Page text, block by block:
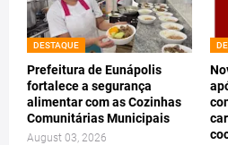
DESTAQUE
Prefeitura de Eunápolis
fortalece a segurança
alimentar com as Cozinhas
Comunitárias Municipais
August 03, 2026